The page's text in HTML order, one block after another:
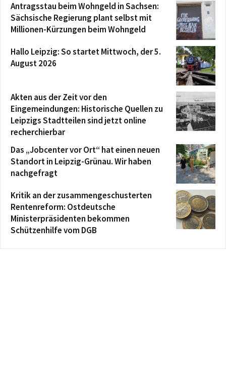
Antragsstau beim Wohngeld in Sachsen:
Sächsische Regierung plant selbst mit
Millionen-Kürzungen beim Wohngeld
Hallo Leipzig: So startet Mittwoch, der 5.
August 2026
Akten aus der Zeit vor den
Eingemeindungen: Historische Quellen zu
Leipzigs Stadtteilen sind jetzt online
recherchierbar
Das „Jobcenter vor Ort“ hat einen neuen
Standort in Leipzig-Grünau. Wir haben
nachgefragt
Kritik an der zusammengeschusterten
Rentenreform: Ostdeutsche
Ministerpräsidenten bekommen
Schützenhilfe vom DGB